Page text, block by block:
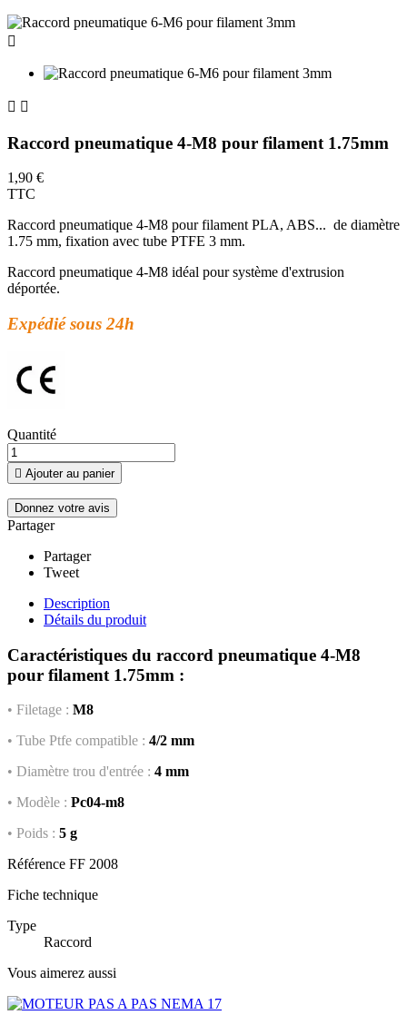

 
Raccord pneumatique 4-M8 pour filament 1.75mm
1,90 €
TTC
Raccord pneumatique 4-M8 pour filament PLA, ABS... de diamètre
1.75 mm, fixation avec tube PTFE 3 mm.
Raccord pneumatique 4-M8 idéal pour système d'extrusion
déportée.
Expédié sous 24h
Quantité
 Ajouter au panier
Donnez votre avis
Partager
Partager
Tweet
Description
Détails du produit
Caractéristiques du raccord pneumatique 4-M8
pour filament 1.75mm :
• Filetage : M8
• Tube Ptfe compatible : 4/2 mm
• Diamètre trou d'entrée : 4 mm
• Modèle : Pc04-m8
• Poids : 5 g
Référence FF 2008
Fiche technique
Type
Raccord
Vous aimerez aussi